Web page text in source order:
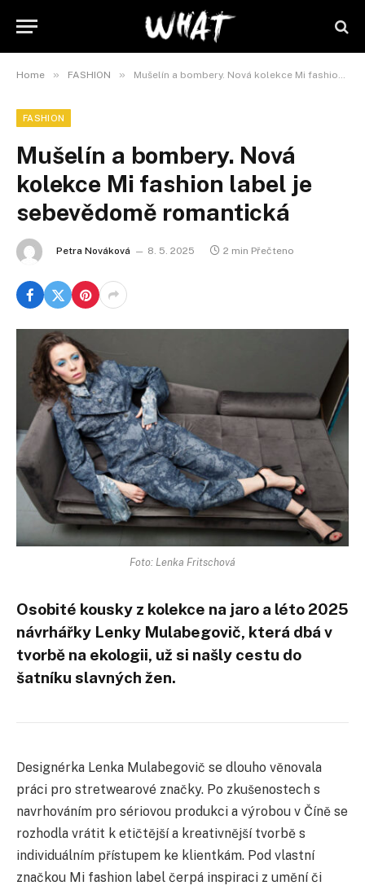
Home » FASHION » Mušelín a bombery. Nová kolekce Mi fashion label je sebevědomě romantická
FASHION
Mušelín a bombery. Nová
kolekce Mi fashion label je
sebevědomě romantická
Petra Nováková 8. 5. 2025 2 min Přečteno
Foto: Lenka Fritschová
Osobité kousky z kolekce na jaro a léto 2025
návrhářky Lenky Mulabegovič, která dbá v
tvorbě na ekologii, už si našly cestu do
šatníku slavných žen.
Designérka Lenka Mulabegovič se dlouho věnovala
práci pro stretwearové značky. Po zkušenostech s
navrhováním pro sériovou produkci a výrobou v Číně se
rozhodla vrátit k etičtější a kreativnější tvorbě s
individuálním přístupem ke klientkám. Pod vlastní
značkou Mi fashion label čerpá inspiraci z umění či